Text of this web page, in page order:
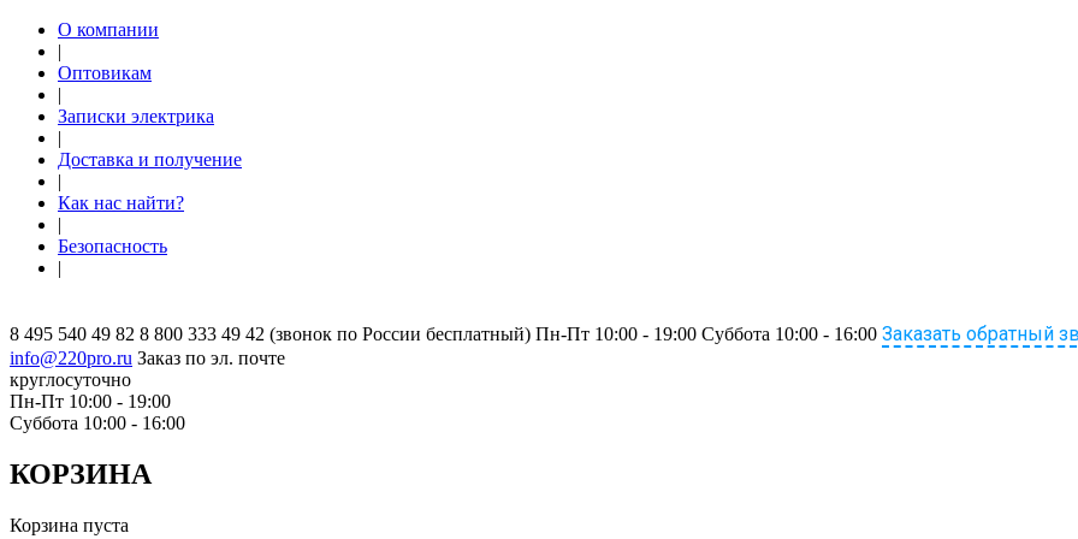
О компании
|
Оптовикам
|
Записки электрика
|
Доставка и получение
|
Как нас найти?
|
Безопасность
|
8 495 540 49 82 8 800 333 49 42 (звонок по России бесплатный) Пн-Пт 10:00 - 19:00 Суббота 10:00 - 16:00 Заказать обратный
info@220pro.ru Заказ по эл. почте
круглосуточно
Пн-Пт 10:00 - 19:00
Суббота 10:00 - 16:00
КОРЗИНА
Корзина пуста